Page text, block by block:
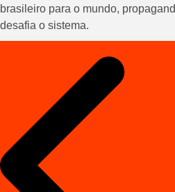
brasileiro para o mundo,
desafia o sistema.
Navegação